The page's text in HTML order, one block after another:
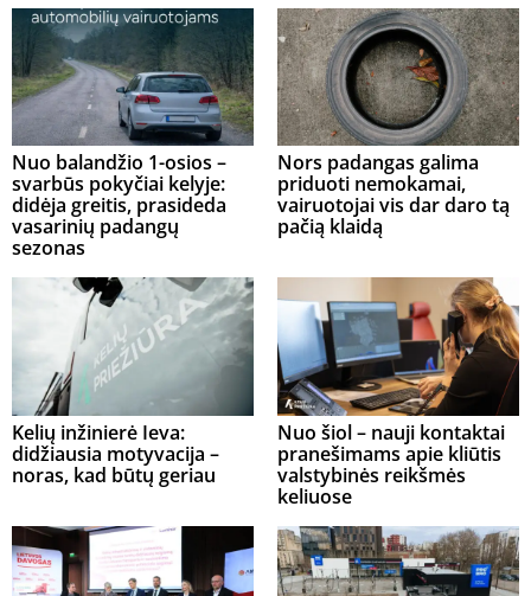
Nuo balandžio 1-osios –
svarbūs pokyčiai kelyje:
didėja greitis, prasideda
vasarinių padangų
sezonas
Nors padangas galima
priduoti nemokamai,
vairuotojai vis dar daro tą
pačią klaidą
Kelių inžinierė Ieva:
didžiausia motyvacija –
noras, kad būtų geriau
Nuo šiol – nauji kontaktai
pranešimams apie kliūtis
valstybinės reikšmės
keliuose